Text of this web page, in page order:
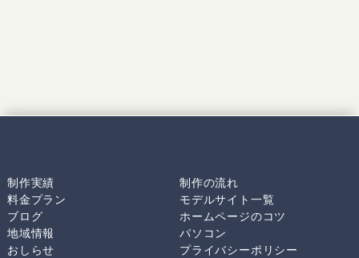
制作実績
制作の流れ
料金プラン
モデルサイト一覧
ブログ
ホームページのコツ
地域情報
パソコン
おしらせ
プライバシーポリシー